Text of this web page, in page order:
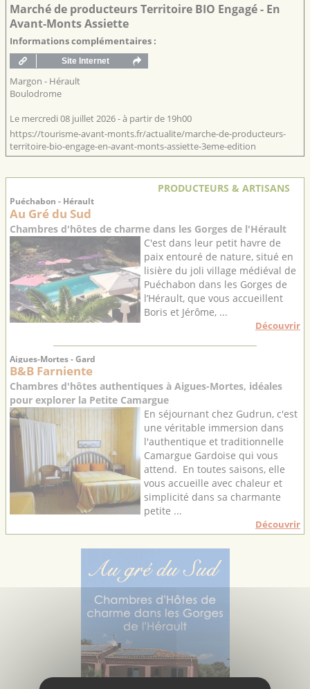
Marché de producteurs Territoire BIO Engagé - En
Avant-Monts Assiette
Informations complémentaires :
Margon - Hérault
Boulodrome
Le mercredi 08 juillet 2026 - à partir de 19h00
https://tourisme-avant-monts.fr/actualite/marche-de-producteurs-
territoire-bio-engage-en-avant-monts-assiette-3eme-edition
PRODUCTEURS & ARTISANS
Puéchabon - Hérault
Au Gré du Sud
Chambres d'hôtes de charme dans les Gorges de l'Hérault
C'est dans leur petit havre de
paix entouré de nature, situé en
lisière du joli village médiéval de
Puéchabon dans les Gorges de
l’Hérault, que vous accueillent
Boris et Jérôme, ...
Découvrir
Aigues-Mortes - Gard
B&B Farniente
Chambres d'hôtes authentiques à Aigues-Mortes, idéales
pour explorer la Petite Camargue
En séjournant chez Gudrun, c'est
une véritable immersion dans
l'authentique et traditionnelle
Camargue Gardoise qui vous
attend. En toutes saisons, elle
vous accueille avec chaleur et
simplicité dans sa charmante
petite ...
Découvrir